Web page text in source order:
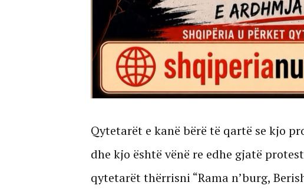
Qytetarët e kanë bërë të qartë se kjo
dhe kjo është vënë re edhe gjatë
qytetarët thërrisni “Rama n’burg,